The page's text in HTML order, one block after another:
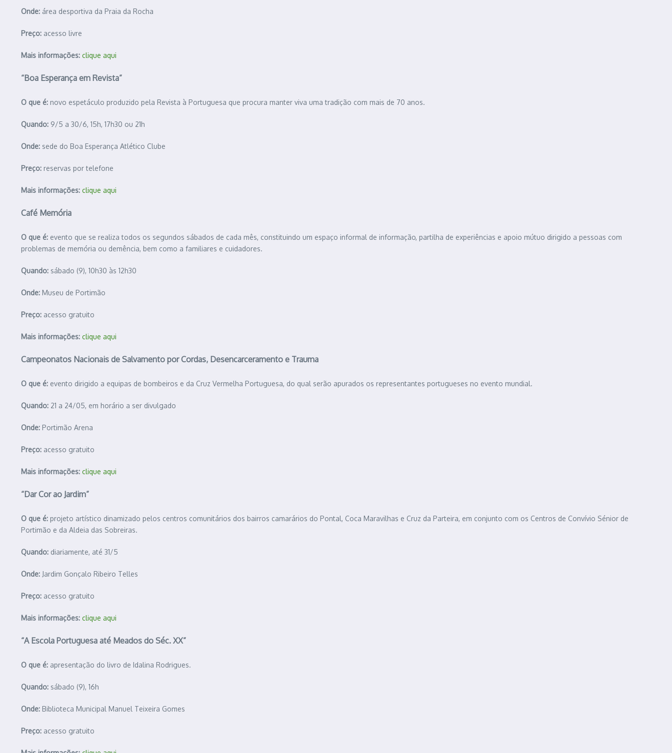
Onde: área desportiva da Praia da Rocha
Preço: acesso livre
Mais informações: clique aqui
“Boa Esperança em Revista”
O que é: novo espetáculo produzido pela Revista à Portuguesa que procura manter viva uma tradição com mais de 70 anos.
Quando: 9/5 a 30/6, 15h, 17h30 ou 21h
Onde: sede do Boa Esperança Atlético Clube
Preço: reservas por telefone
Mais informações: clique aqui
Café Memória
O que é: evento que se realiza todos os segundos sábados de cada mês, constituindo um espaço informal de informação, partilha de experiências e apoio mútuo dirigido a pessoas com
problemas de memória ou demência, bem como a familiares e cuidadores.
Quando: sábado (9), 10h30 às 12h30
Onde: Museu de Portimão
Preço: acesso gratuito
Mais informações: clique aqui
Campeonatos Nacionais de Salvamento por Cordas, Desencarceramento e Trauma
O que é: evento dirigido a equipas de bombeiros e da Cruz Vermelha Portuguesa, do qual serão apurados os representantes portugueses no evento mundial.
Quando: 21 a 24/05, em horário a ser divulgado
Onde: Portimão Arena
Preço: acesso gratuito
Mais informações: clique aqui
“Dar Cor ao Jardim”
O que é: projeto artístico dinamizado pelos centros comunitários dos bairros camarários do Pontal, Coca Maravilhas e Cruz da Parteira, em conjunto com os Centros de Convívio Sénior de
Portimão e da Aldeia das Sobreiras.
Quando: diariamente, até 31/5
Onde: Jardim Gonçalo Ribeiro Telles
Preço: acesso gratuito
Mais informações: clique aqui
“A Escola Portuguesa até Meados do Séc. XX”
O que é: apresentação do livro de Idalina Rodrigues.
Quando: sábado (9), 16h
Onde: Biblioteca Municipal Manuel Teixeira Gomes
Preço: acesso gratuito